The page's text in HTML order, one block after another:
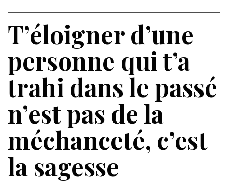
T’éloigner d’une
personne qui t’a
trahi dans le passé
n’est pas de la
méchanceté, c’est
la sagesse